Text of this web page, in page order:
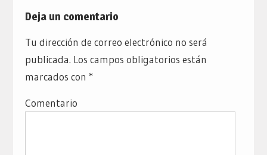
Deja un comentario
Tu dirección de correo electrónico no será
publicada. Los campos obligatorios están
marcados con *
Comentario